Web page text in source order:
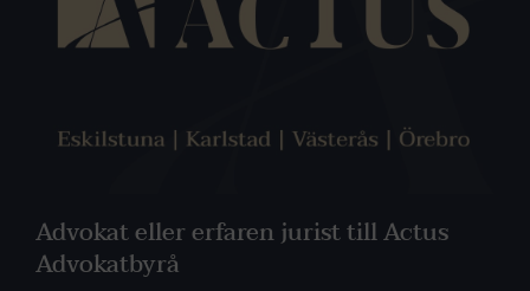
Advokat eller erfaren jurist till Actus
Advokatbyrå